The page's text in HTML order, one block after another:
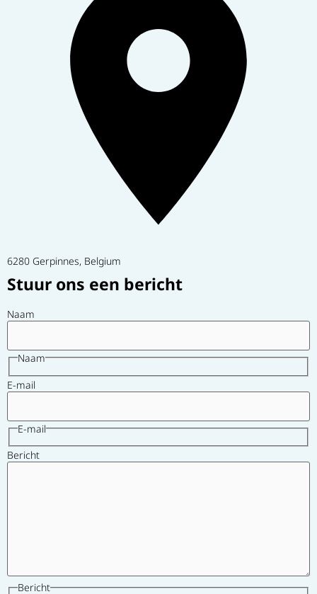
6280 Gerpinnes, Belgium
Stuur ons een bericht
Naam
Naam
E-mail
E-mail
Bericht
Bericht